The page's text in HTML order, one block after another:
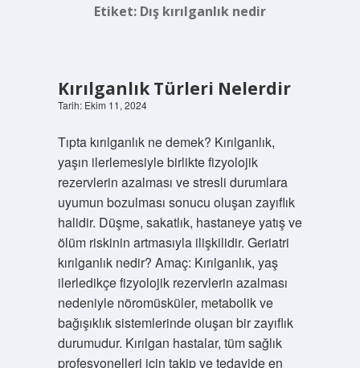
Etiket: Dış kırılganlık nedir
Kırılganlık Türleri Nelerdir
Tarih: Ekim 11, 2024
Tıpta kırılganlık ne demek? Kırılganlık,
yaşın ilerlemesiyle birlikte fizyolojik
rezervlerin azalması ve stresli durumlara
uyumun bozulması sonucu oluşan zayıflık
halidir. Düşme, sakatlık, hastaneye yatış ve
ölüm riskinin artmasıyla ilişkilidir. Geriatri
kırılganlık nedir? Amaç: Kırılganlık, yaş
ilerledikçe fizyolojik rezervlerin azalması
nedeniyle nöromüsküler, metabolik ve
bağışıklık sistemlerinde oluşan bir zayıflık
durumudur. Kırılgan hastalar, tüm sağlık
profesyonelleri için takip ve tedavide en